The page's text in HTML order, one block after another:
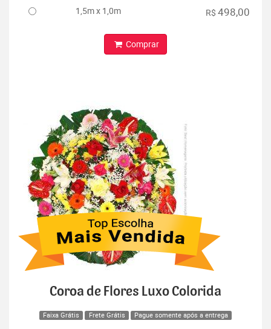
1,5m x 1,0m R$ 498,00
Comprar
Coroa de Flores Luxo Colorida
Faixa Grátis Frete Grátis Pague somente após a entrega